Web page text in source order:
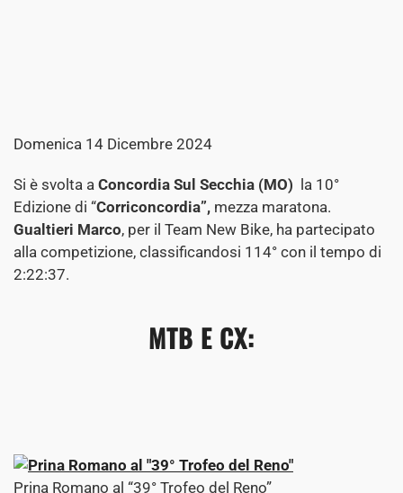
Domenica 14 Dicembre 2024
Si è svolta a Concordia Sul Secchia (MO) la 10°
Edizione di “Corriconcordia”, mezza maratona.
Gualtieri Marco, per il Team New Bike, ha partecipato
alla competizione, classificandosi 114° con il tempo di
2:22:37.
MTB E CX:
Prina Romano al “39° Trofeo del Reno”